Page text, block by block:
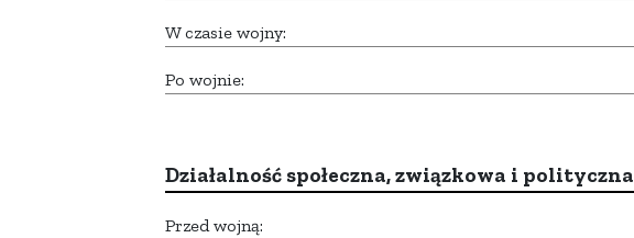
W czasie wojny:
Po wojnie:
Działalność społeczna, związkowa i polityczna
Przed wojną: